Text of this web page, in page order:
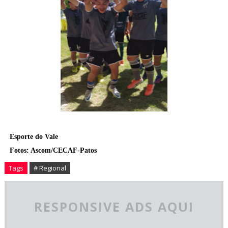
Esporte do Vale
Fotos: Ascom/CECAF-Patos
Tags # Regional
RESPONSIVE ADS AQUI